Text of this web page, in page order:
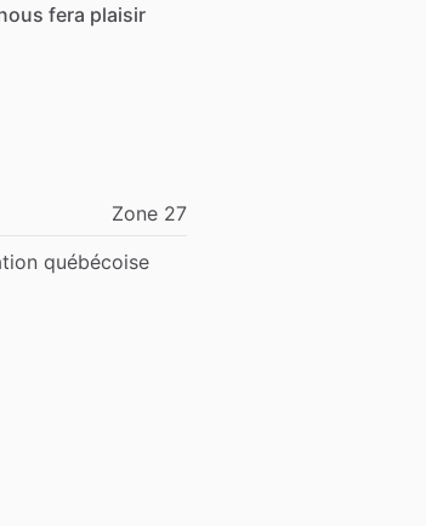
fera plaisir
Zone 27
québécoise